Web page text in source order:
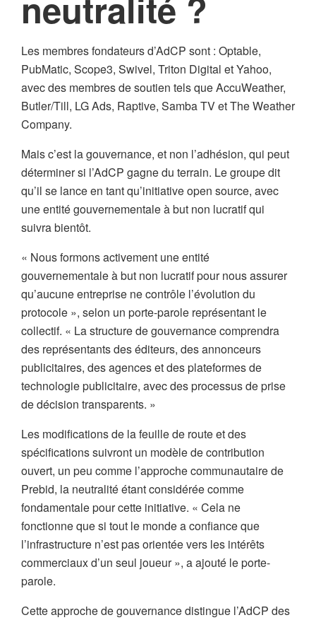
Les membres fondateurs d’AdCP sont : Optable,
PubMatic, Scope3, Swivel, Triton Digital et Yahoo,
avec des membres de soutien tels que AccuWeather,
Butler/Till, LG Ads, Raptive, Samba TV et The Weather
Company.
Mais c’est la gouvernance, et non l’adhésion, qui peut
déterminer si l’AdCP gagne du terrain. Le groupe dit
qu’il se lance en tant qu’initiative open source, avec
une entité gouvernementale à but non lucratif qui
suivra bientôt.
« Nous formons activement une entité
gouvernementale à but non lucratif pour nous assurer
qu’aucune entreprise ne contrôle l’évolution du
protocole », selon un porte-parole représentant le
collectif. « La structure de gouvernance comprendra
des représentants des éditeurs, des annonceurs
publicitaires, des agences et des plateformes de
technologie publicitaire, avec des processus de prise
de décision transparents. »
Les modifications de la feuille de route et des
spécifications suivront un modèle de contribution
ouvert, un peu comme l’approche communautaire de
Prebid, la neutralité étant considérée comme
fondamentale pour cette initiative. « Cela ne
fonctionne que si tout le monde a confiance que
l’infrastructure n’est pas orientée vers les intérêts
commerciaux d’un seul joueur », a ajouté le porte-
parole.
Cette approche de gouvernance distingue l’AdCP des